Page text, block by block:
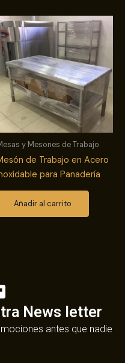
y Mesones de Trabajo
de Trabajo en Acero
para Panadería
Añadir al carrito
News letter
antes que nadie